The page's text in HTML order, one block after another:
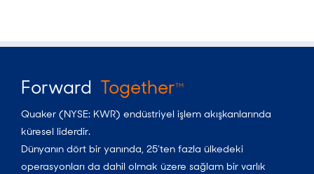
Forward TogetherTM
Quaker (NYSE: KWR) endüstriyel işlem akışkanlarında
küresel liderdir.
Dünyanın dört bir yanında, 25’ten fazla ülkedeki
operasyonları da dahil olmak üzere sağlam bir varlık